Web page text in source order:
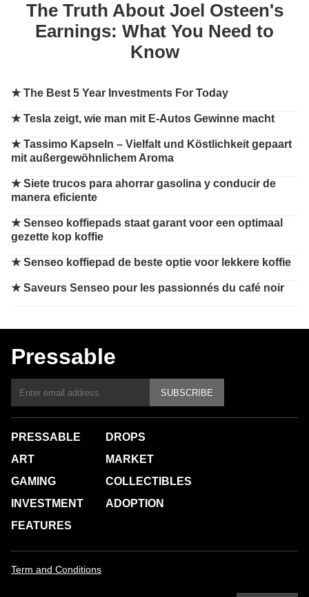
The Truth About Joel Osteen's
Earnings: What You Need to
Know
★The Best 5 Year Investments For Today
★Tesla zeigt, wie man mit E-Autos Gewinne macht
★Tassimo Kapseln – Vielfalt und Köstlichkeit gepaart
mit außergewöhnlichem Aroma
★Siete trucos para ahorrar gasolina y conducir de
manera eficiente
★Senseo koffiepads staat garant voor een optimaal
gezette kop koffie
★Senseo koffiepad de beste optie voor lekkere koffie
★Saveurs Senseo pour les passionnés du café noir
Pressable
SUBSCRIBE
PRESSABLE
ART
GAMING
INVESTMENT
FEATURES
DROPS
MARKET
COLLECTIBLES
ADOPTION
Term and Conditions